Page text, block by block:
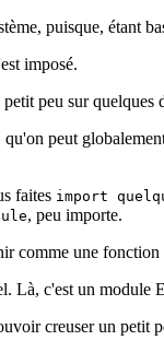
puisque, étant
imposé.
peu sur quelques
peut
faites import
, peu importe.
comme une
Là, c'est un module
creuser un petit